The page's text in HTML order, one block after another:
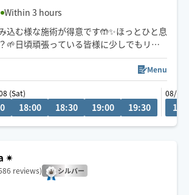
Within 3 hours
込む様な施術が得意です🤲✨ほっとひと息
🌱日頃頑張っている皆様に少しでもリラ
とときを提供できれば幸いです😌
ニュー記載しております😊
いましたらお気軽にどうぞ💁
Menu
(Sat)
18:00 18:30 19:00 19:30
08/09
✴︎
reviews) シルバー